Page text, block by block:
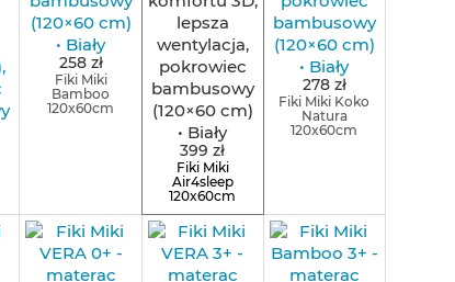
258 zł
Fiki Miki
Bamboo
120x60cm
399 zł
Fiki Miki
Air4sleep
120x60cm
278 zł
Fiki Miki Koko
Natura
120x60cm